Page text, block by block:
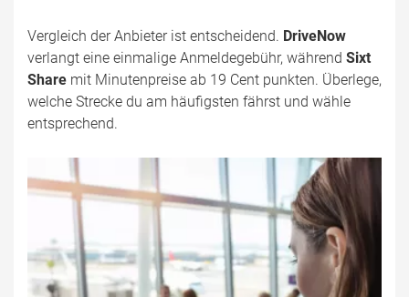
Vergleich der Anbieter ist entscheidend. DriveNow
verlangt eine einmalige Anmeldegebühr, während Sixt
Share mit Minutenpreise ab 19 Cent punkten. Überlege,
welche Strecke du am häufigsten fährst und wähle
entsprechend.